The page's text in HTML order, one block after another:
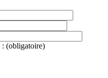
: (obligatoire)